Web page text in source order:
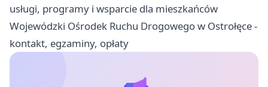
usługi, programy i wsparcie dla mieszkańców
Wojewódzki Ośrodek Ruchu Drogowego w Ostrołęce -
kontakt, egzaminy, opłaty